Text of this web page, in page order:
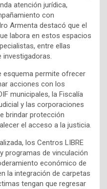
atención jurídica,
con
Armenta destacó que el
labora en estos espacios
entre ellas
investigadoras.
esquema permite ofrecer
acciones con los
municipales, la Fiscalía
y las corporaciones
brindar protección
el acceso a la justicia.
los Centros LIBRE
programas de vinculación
económico de
la integración de carpetas
tengan que regresar